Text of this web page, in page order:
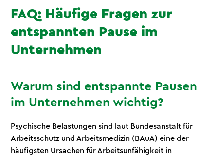
FAQ: Häufige Fragen zur
entspannten Pause im
Unternehmen
Warum sind entspannte Pausen
im Unternehmen wichtig?
Psychische Belastungen sind laut Bundesanstalt für
Arbeitsschutz und Arbeitsmedizin (BAuA) eine der
häufigsten Ursachen für Arbeitsunfähigkeit in